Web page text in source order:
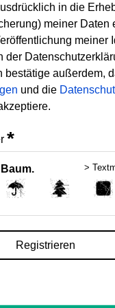
in die
meiner Daten
meiner
der
bestätige außerdem,
und die
*
>
Registrieren